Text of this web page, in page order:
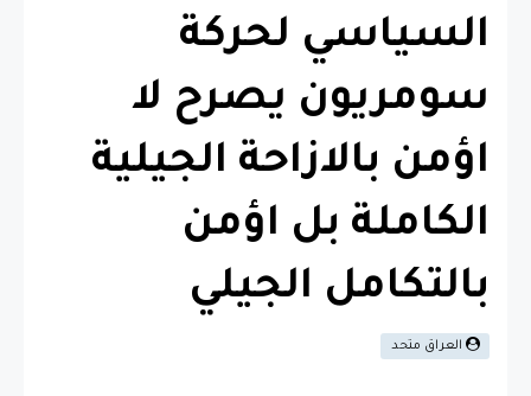
السياسي لحركة
سومريون يصرح لا
اؤمن بالازاحة الجيلية
الكاملة بل اؤمن
بالتكامل الجيلي
العراق متحد